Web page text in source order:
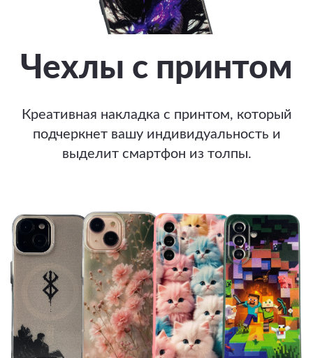
Чехлы с принтом
Креативная накладка с принтом, который
подчеркнет вашу индивидуальность и
выделит смартфон из толпы.